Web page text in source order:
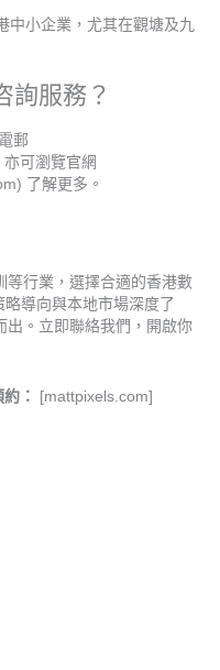
中小企業，尤其在觀塘及九
詢服務？
郵
可瀏覽官網
了解更多。
等行業，選擇合適的香港數
導向與本地市場深度了
出。立即聯絡我們，開啟你
：
[mattpixels.com]